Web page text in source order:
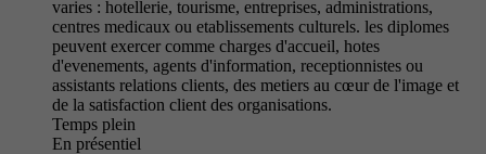
varies : hotellerie, tourisme, entreprises, administrations,
centres medicaux ou etablissements culturels. les diplomes
peuvent exercer comme charges d'accueil, hotes
d'evenements, agents d'information, receptionnistes ou
assistants relations clients, des metiers au cœur de l'image et
de la satisfaction client des organisations.
Temps plein
En présentiel